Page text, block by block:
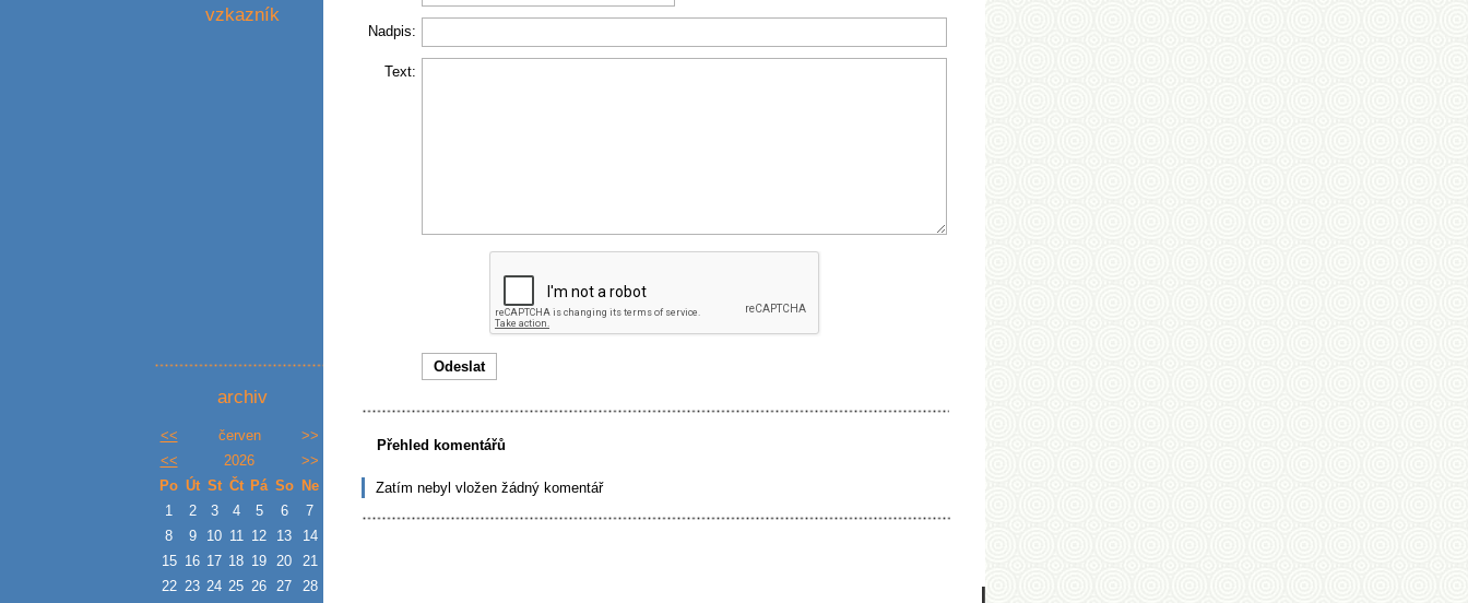
Nadpis:
Text:
Přehled komentářů
Zatím nebyl vložen žádný komentář
vzkazník
archiv
<< červen
>>
<<
2026
>>
Po Út St Čt Pá So
Ne
1
2 3 4 5 6
7
8
9 10 11 12 13
14
15 16 17 18 19 20
21
22 23 24 25 26 27 28